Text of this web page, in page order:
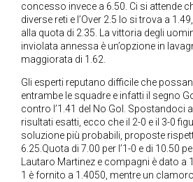
concesso invece a 6.50. Ci si attende
diverse reti e l’Over 2.5 lo si trova a
alla quota di 2.35. La vittoria degli
inviolata annessa è un’opzione in
maggiorata di 1.62.
Gli esperti reputano difficile che
entrambe le squadre e infatti il segno
contro l’1.41 del No Gol. Spostandoci
risultati esatti, ecco che il 2-0 e il 3-0
soluzione più probabili, proposte
6.25.Quota di 7.00 per l’1-0 e di 10.50
Lautaro Martinez e compagni è dato a
1 è fornito a 1.4050, mentre un